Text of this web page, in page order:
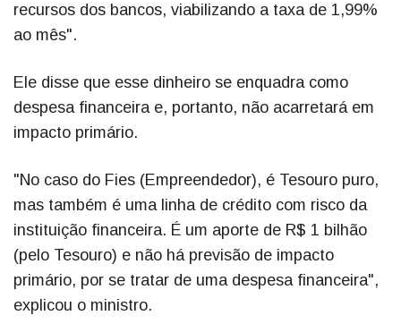
recursos dos bancos, viabilizando a taxa de 1,99%
ao mês".
Ele disse que esse dinheiro se enquadra como
despesa financeira e, portanto, não acarretará em
impacto primário.
"No caso do Fies (Empreendedor), é Tesouro puro,
mas também é uma linha de crédito com risco da
instituição financeira. É um aporte de R$ 1 bilhão
(pelo Tesouro) e não há previsão de impacto
primário, por se tratar de uma despesa financeira",
explicou o ministro.